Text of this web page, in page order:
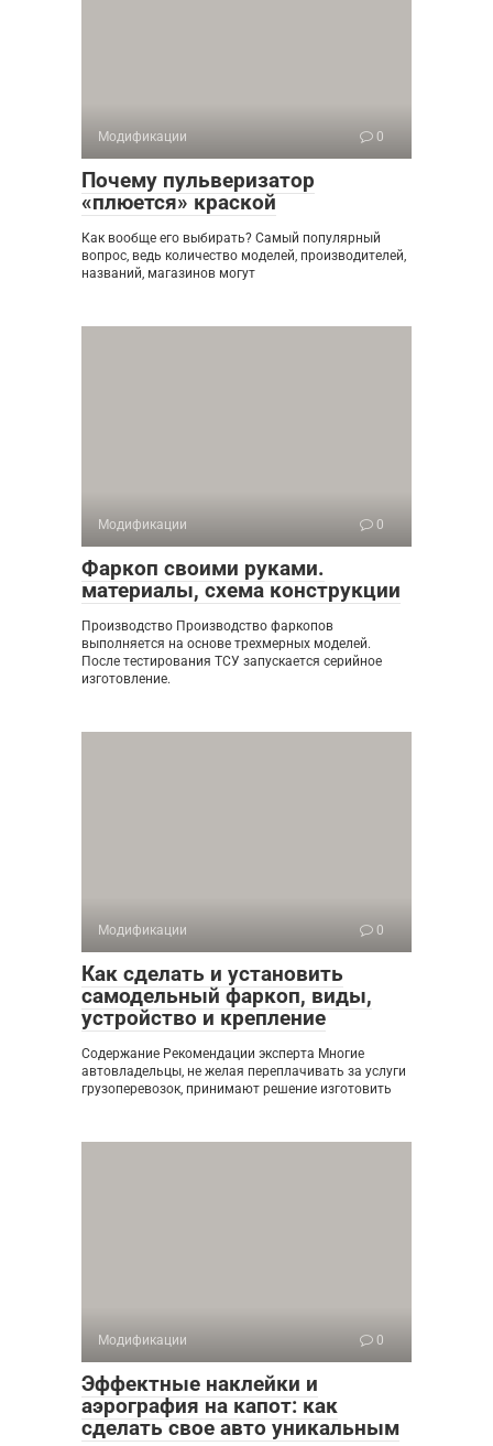
Модификации 0
Почему пульверизатор
«плюется» краской
Как вообще его выбирать? Самый популярный
вопрос, ведь количество моделей, производителей,
названий, магазинов могут
Модификации 0
Фаркоп своими руками.
материалы, схема конструкции
Производство Производство фаркопов
выполняется на основе трехмерных моделей.
После тестирования ТСУ запускается серийное
изготовление.
Модификации 0
Как сделать и установить
самодельный фаркоп, виды,
устройство и крепление
Содержание Рекомендации эксперта Многие
автовладельцы, не желая переплачивать за услуги
грузоперевозок, принимают решение изготовить
Модификации 0
Эффектные наклейки и
аэрография на капот: как
сделать свое авто уникальным